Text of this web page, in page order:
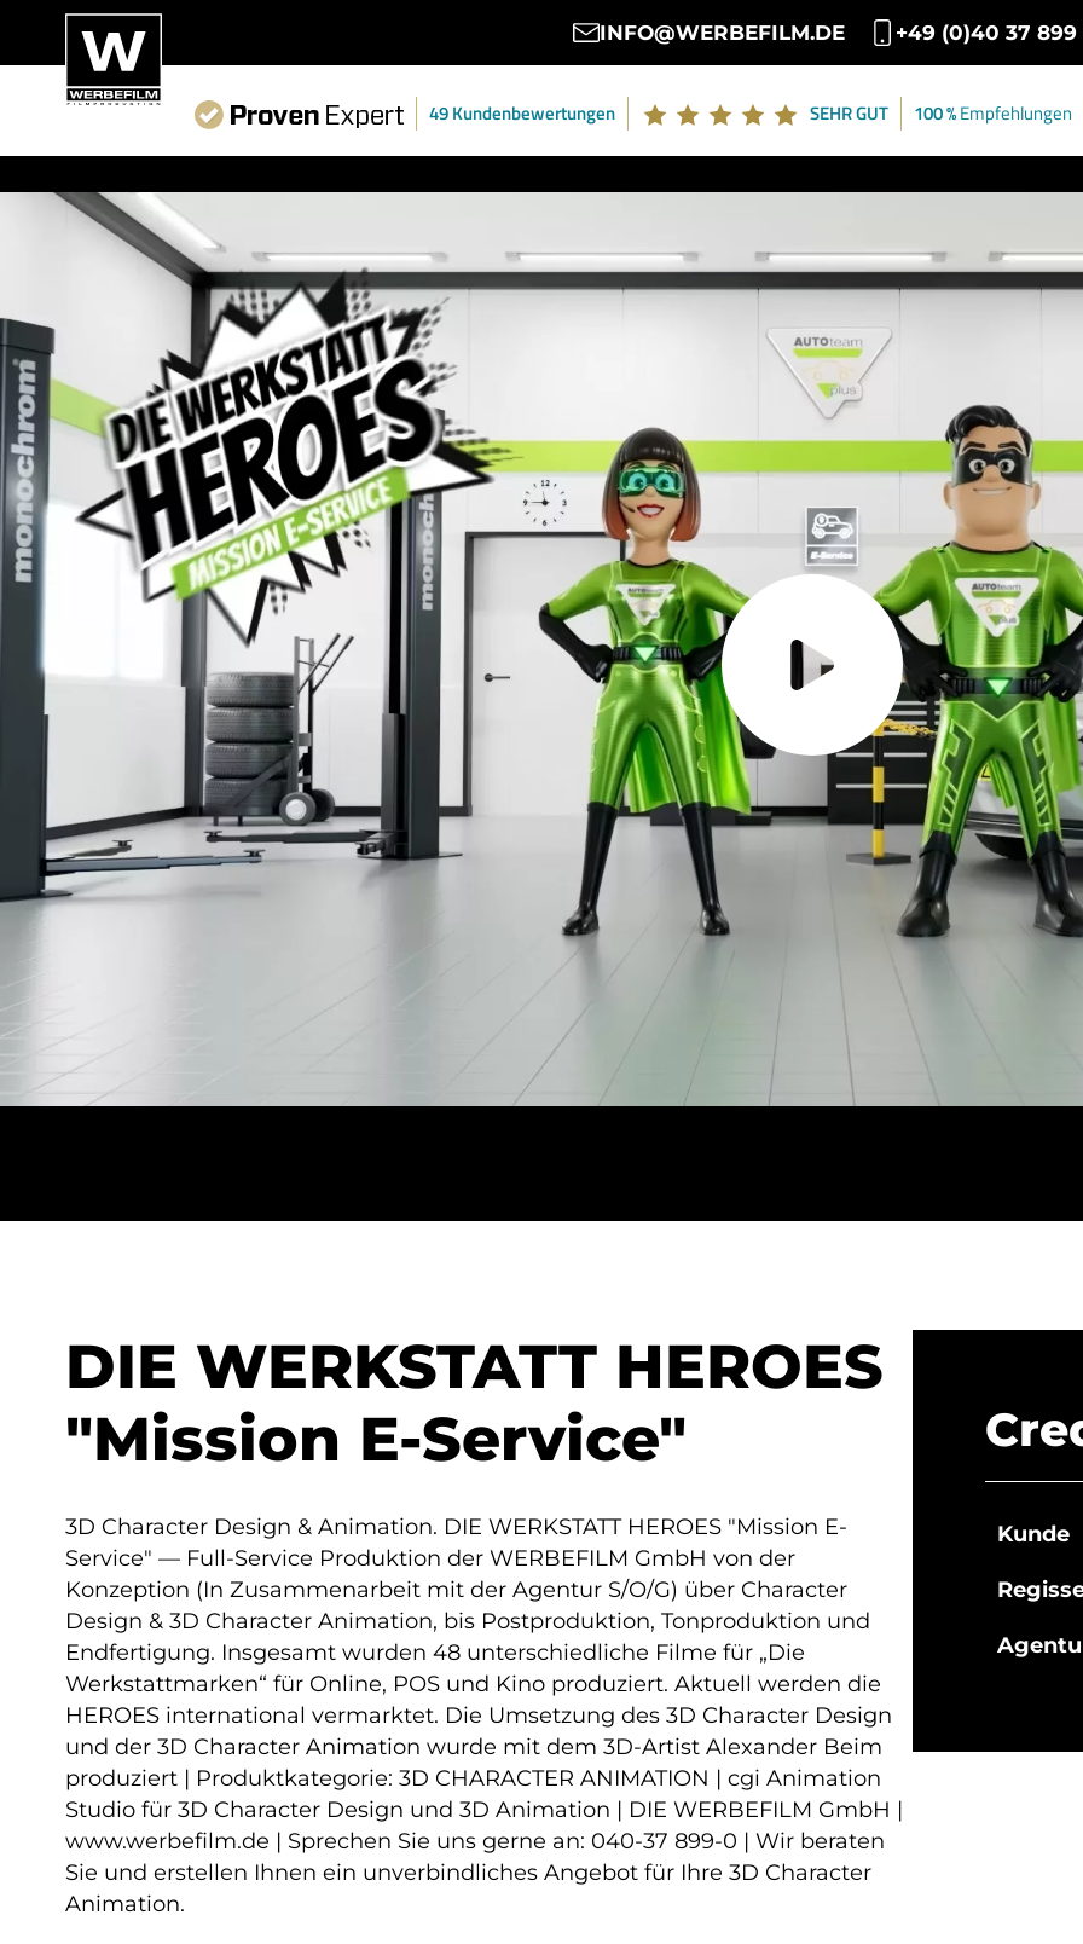
INFO@WERBEFILM.DE +49 (0)40 37 899
49 Kundenbewertungen SEHR GUT 100 %Empfehlungen
DIE WERKSTATT HEROES
"Mission E-Service"
3D Character Design & Animation. DIE WERKSTATT HEROES "Mission E-
Service" — Full-Service Produktion der WERBEFILM GmbH von der
Konzeption (In Zusammenarbeit mit der Agentur S/O/G) über Character
Design & 3D Character Animation, bis Postproduktion, Tonproduktion und
Endfertigung. Insgesamt wurden 48 unterschiedliche Filme für „Die
Werkstattmarken“ für Online, POS und Kino produziert. Aktuell werden die
HEROES international vermarktet. Die Umsetzung des 3D Character Design
und der 3D Character Animation wurde mit dem 3D-Artist Alexander Beim
produziert | Produktkategorie: 3D CHARACTER ANIMATION | cgi Animation
Studio für 3D Character Design und 3D Animation | DIE WERBEFILM GmbH |
www.werbefilm.de | Sprechen Sie uns gerne an: 040-37 899-0 | Wir beraten
Sie und erstellen Ihnen ein unverbindliches Angebot für Ihre 3D Character
Animation.
Kunde